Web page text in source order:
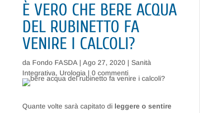
È VERO CHE BERE ACQUA
DEL RUBINETTO FA
VENIRE I CALCOLI?
da Fondo FASDA| Ago 27, 2020| Sanità
Integrativa, Urologia | 0 commenti
Quante volte sarà capitato di leggere o sentire